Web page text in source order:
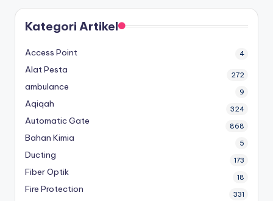
Kategori Artikel
Access Point 4
Alat Pesta 272
ambulance 9
Aqiqah 324
Automatic Gate 868
Bahan Kimia 5
Ducting 173
Fiber Optik 18
Fire Protection 331